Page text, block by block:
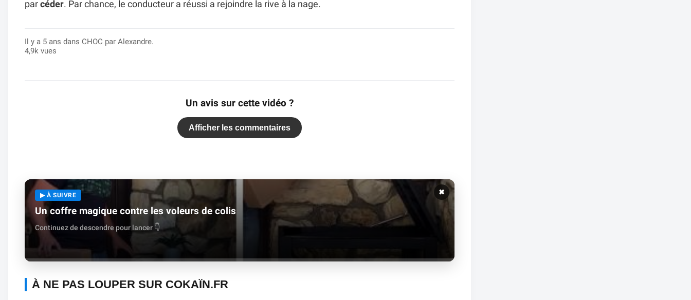
par céder. Par chance, le conducteur a réussi a rejoindre la rive à la nage.
Il y a 5 ans dans CHOC par Alexandre.
4,9k vues
Un avis sur cette vidéo ?
Afficher les commentaires
✖
▶ À SUIVRE
Un coffre magique contre les voleurs de colis
Continuez de descendre pour lancer 👇
À NE PAS LOUPER SUR COKAÏN.FR